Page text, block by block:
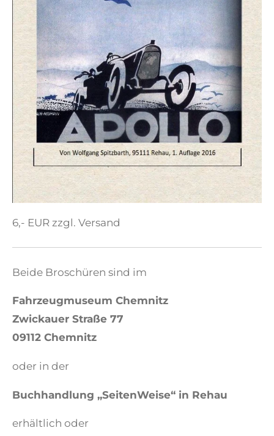
6,- EUR zzgl. Versand
Beide Broschüren sind im
Fahrzeugmuseum Chemnitz
Zwickauer Straße 77
09112 Chemnitz
oder in der
Buchhandlung „SeitenWeise“ in Rehau
erhältlich oder